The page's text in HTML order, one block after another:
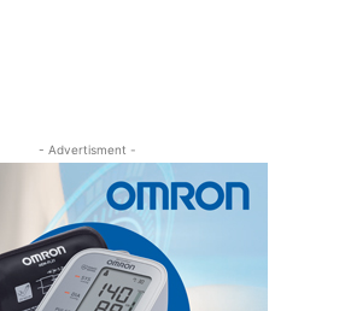
- Advertisment -